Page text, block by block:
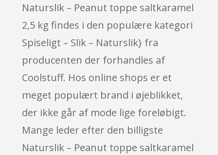
Naturslik – Peanut toppe saltkaramel
2,5 kg findes i den populære kategori
Spiseligt – Slik – Naturslik} fra
producenten der forhandles af
Coolstuff. Hos online shops er et
meget populært brand i øjeblikket,
der ikke går af mode lige foreløbigt.
Mange leder efter den billigste
Naturslik – Peanut toppe saltkaramel